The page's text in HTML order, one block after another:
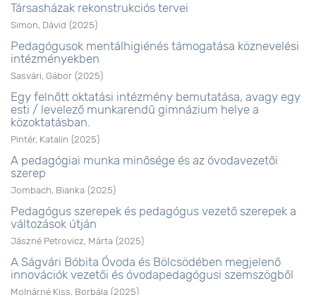
Társasházak rekonstrukciós tervei
Simon, Dávid (2025)
Pedagógusok mentálhigiénés támogatása köznevelési
intézményekben
Sasvári, Gábor (2025)
Egy felnőtt oktatási intézmény bemutatása, avagy egy
esti / levelező munkarendű gimnázium helye a
közoktatásban.
Pintér, Katalin (2025)
A pedagógiai munka minősége és az óvodavezetői
szerep
Jombach, Bianka (2025)
Pedagógus szerepek és pedagógus vezető szerepek a
változások útján
Jászné Petrovicz, Márta (2025)
A Ságvári Bóbita Óvoda és Bölcsödében megjelenő
innovációk vezetői és óvodapedagógusi szemszögből
Molnárné Kiss, Borbála (2025)